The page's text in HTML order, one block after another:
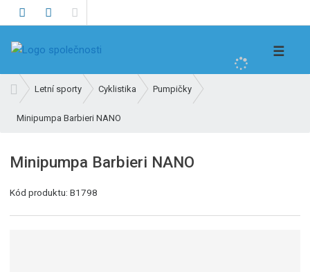
h
t
☰
v
o
í
t
Letní sporty Cyklistika Pumpičky
Minipumpa Barbieri NANO
Minipumpa Barbieri NANO
Kód produktu:B1798